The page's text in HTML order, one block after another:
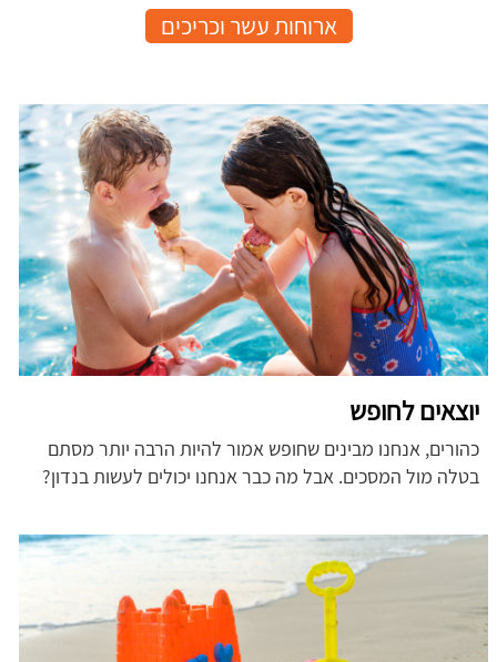
ארוחות עשר וכריכים
יוצאים לחופש
כהורים, אנחנו מבינים שחופש אמור להיות הרבה יותר מסתם
בטלה מול המסכים. אבל מה כבר אנחנו יכולים לעשות בנדון?